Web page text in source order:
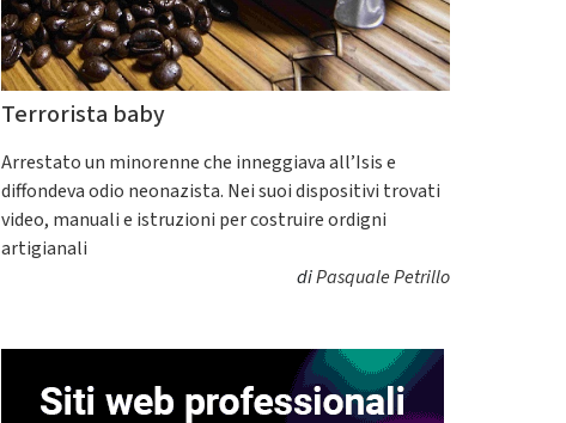
Terrorista baby
Arrestato un minorenne che inneggiava all’Isis e
diffondeva odio neonazista. Nei suoi dispositivi trovati
video, manuali e istruzioni per costruire ordigni
artigianali
diPasquale Petrillo